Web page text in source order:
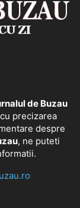
de Buzau
precizarea
despre
, ne puteti